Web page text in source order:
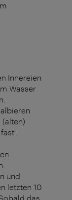
Innereien
Wasser
und
letzten 10
das